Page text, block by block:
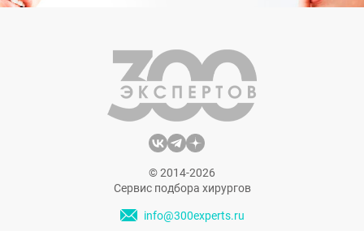
© 2014-2026
Сервис подбора хирургов
info@300experts.ru